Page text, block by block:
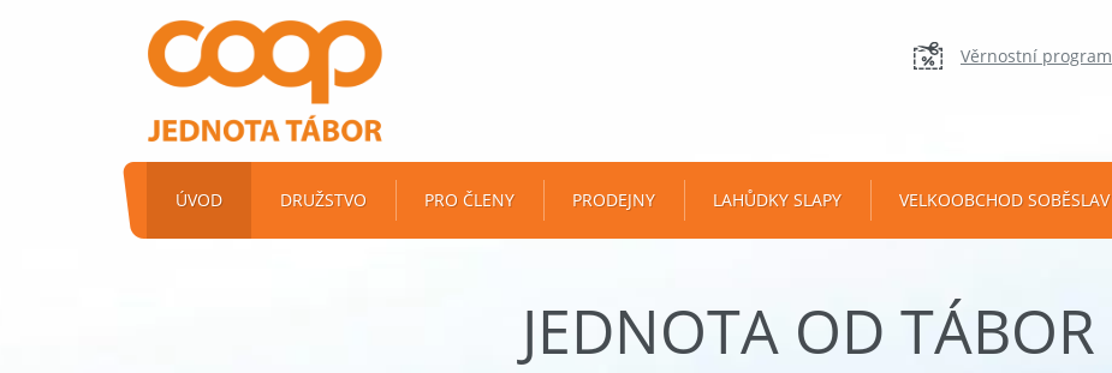
Věrnostní program
ÚVOD DRUŽSTVO PRO ČLENY PRODEJNY LAHŮDKY SLAPY VELKOOBCHOD SOBĚSLAV
JEDNOTA OD TÁBOR